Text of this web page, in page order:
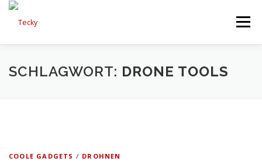
Zum
springen
Menü
HOME TESTBERICHTE
SCHLAGWORT: DRONE TOOLS
COOLE GADGETS / DROHNEN